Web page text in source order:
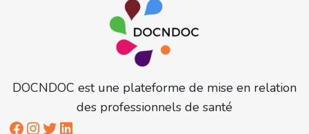
DOCNDOC est une plateforme de mise en relation
des professionnels de santé